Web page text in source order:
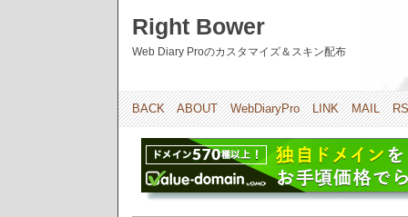
Right Bower
Web Diary Proのカスタマイズ＆スキン配布
BACK ABOUT WebDiaryPro LINK MAIL